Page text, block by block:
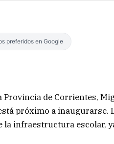
preferidos en Google
de Corrientes,
próximo a inaugurarse.
infraestructura escolar,